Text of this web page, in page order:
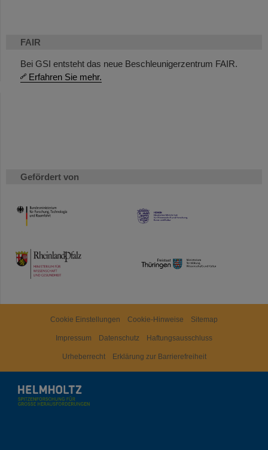
FAIR
Bei GSI entsteht das neue Beschleunigerzentrum FAIR.
Erfahren Sie mehr.
Gefördert von
HMWK
TMWWDG
Cookie Einstellungen Cookie-Hinweise Sitemap
Impressum Datenschutz Haftungsausschluss
Urheberrecht Erklärung zur Barrierefreiheit